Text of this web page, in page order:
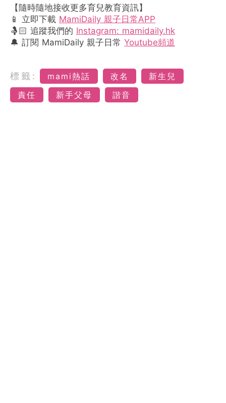
【隨時隨地接收更多育兒教育資訊】
📱 立即下載 MamiDaily 親子日常APP
🤱🏻 追蹤我們的 Instagram: mamidaily.hk
🔔 訂閱 MamiDaily 親子日常 Youtube頻道
標籤: mami熱話 改名
新生兒
責任
新手父母 諧音